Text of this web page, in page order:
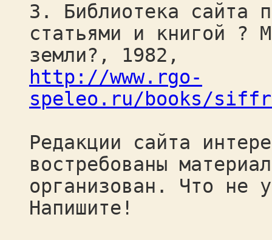
3. Библиотека сайта
статьями и книгой ?
земли?, 1982,
http://www.rgo-
speleo.ru/books/
Редакции сайта
востребованы
организован. Что не
Напишите!